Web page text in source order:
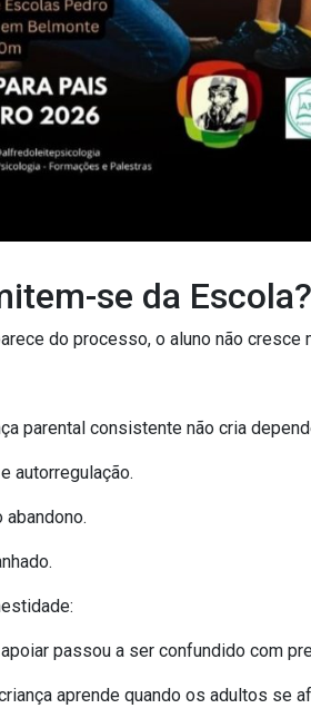
se da Escola?
do processo, o aluno não cresce
parental consistente não cria
autorregulação.
abandono.
passou a ser confundido com
aprende quando os adultos se